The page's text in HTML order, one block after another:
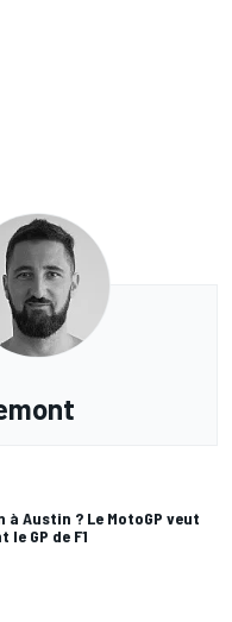
Austin ? Le MotoGP veut
GP de F1